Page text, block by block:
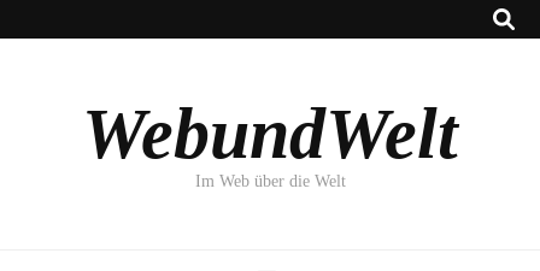
WebundWelt
Im Web über die Welt